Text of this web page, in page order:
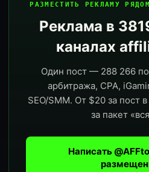
РАЗМЕСТИТЬ РЕКЛАМУ
Реклама в
каналах
Один пост — 288 266
арбитража, CPA,
SEO/SMM. От $20 за пост
за пакет
Написать